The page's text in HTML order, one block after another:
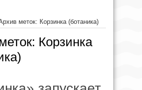
меток: Корзинка (ботаника)
Корзинка